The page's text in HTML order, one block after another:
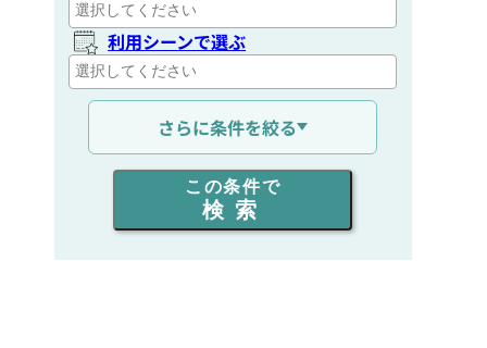
利用シーンで選ぶ
通信距離を選ぶ
出力を選ぶ
同時通話人数を選ぶ
さらに条件を絞る
この条件で
検索